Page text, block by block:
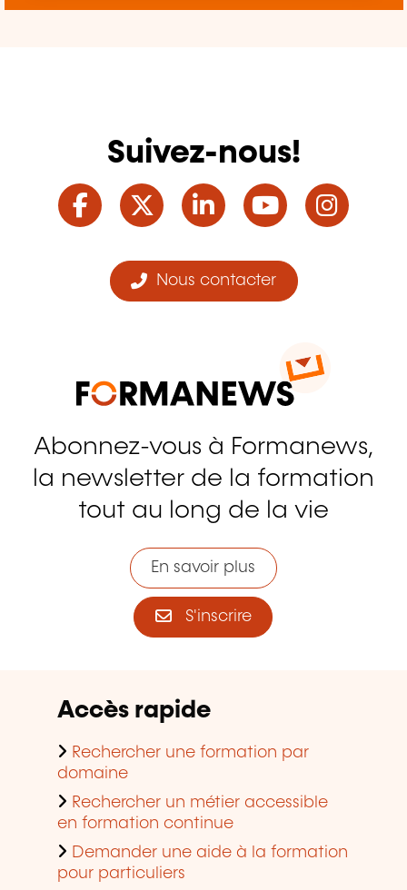
Suivez-nous!
Facebook
TwitterLinkedInYouTube
Nous contacter
Abonnez-vous à Formanews,
la newsletter de la formation
tout au long de la vie
En savoir plus
S'inscrire
Accès rapide
Rechercher une formation par
domaine
Rechercher un métier accessible
en formation continue
Demander une aide à la formation
pour particuliers